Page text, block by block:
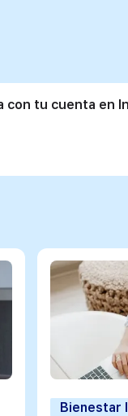
tu cuenta en
Bienestar